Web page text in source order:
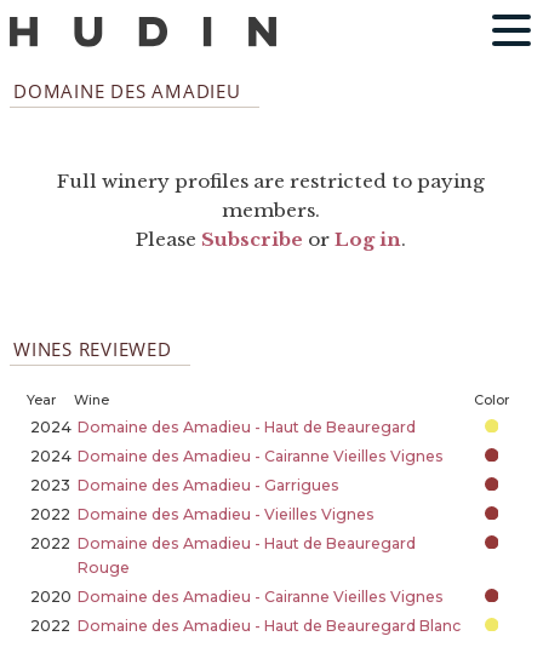
DOMAINE DES AMADIEU
Full winery profiles are restricted to paying
members.
Please Subscribe orLog in.
WINES REVIEWED
Year Wine Color
2024 Domaine des Amadieu - Haut de Beauregard
2024 Domaine des Amadieu - Cairanne Vieilles Vignes
2023 Domaine des Amadieu - Garrigues
2022 Domaine des Amadieu - Vieilles Vignes
2022 Domaine des Amadieu - Haut de Beauregard
Rouge
2020 Domaine des Amadieu - Cairanne Vieilles Vignes
2022 Domaine des Amadieu - Haut de Beauregard Blanc